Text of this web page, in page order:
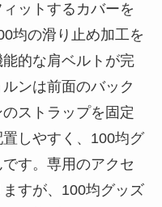
ットするカバーを
均の滑り止め加工を
的な肩ベルトが完
ンは前面のバック
ストラップを固定
しやすく、100均グ
す。専用のアクセ
すが、100均グッズ